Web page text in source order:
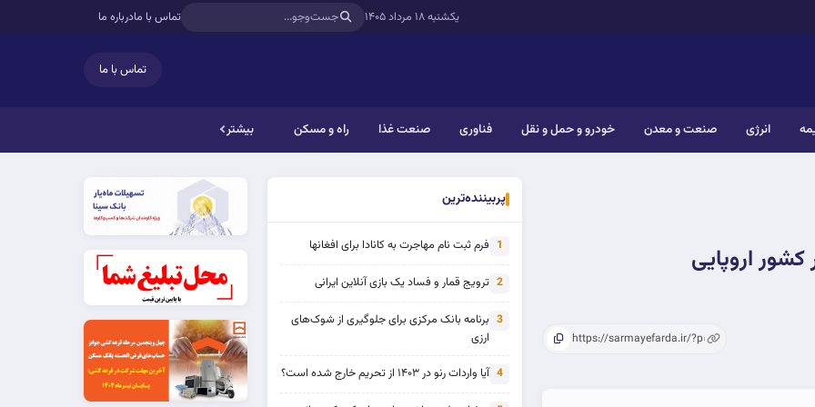
یکشنبه ۱۸ مرداد ۱۴۰۵ تماس با مادرباره ما
تماس با ما
انرژی صنعت و معدن خودرو و حمل و نقل فناوری صنعت غذا راه و مسکن بیشتر
کشور اروپایی
پربیننده‌ترین
1 فرم ثبت نام مهاجرت به کانادا برای افغانها
2 ترویج قمار و فساد یک بازی آنلاین ایرانی
3 برنامه بانک مرکزی برای جلوگیری از شوک‌های
ارزی
4 آیا واردات رنو در ۱۴۰۳ از تحریم خارج شده است؟